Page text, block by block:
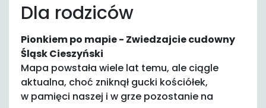
Dla rodziców
Pionkiem po mapie - Zwiedzajcie cudowny
Śląsk Cieszyński
Mapa powstała wiele lat temu, ale ciągle
aktualna, choć zniknął gucki kościółek,
w pamięci naszej i w grze pozostanie na